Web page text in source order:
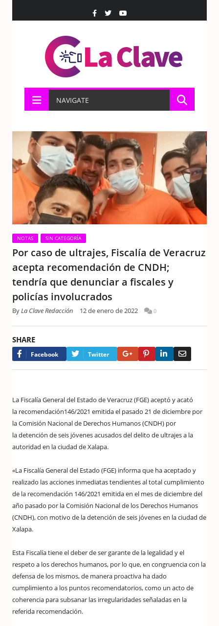
NAVIGATE
NOTAS SIN CATEGORÍA
Por caso de ultrajes, Fiscalía de Veracruz
acepta recomendación de CNDH;
tendría que denunciar a fiscales y
policías involucrados
ByLa Clave Redacción 12 de enero de 2022 0
SHARE
Facebook Twitter Google+PinterestLinkedIn
La Fiscalía General del Estado de Veracruz (FGE) aceptó y acató
la recomendación146/2021 emitida el pasado 21 de diciembre por
la Comisión Nacional de Derechos Humanos (CNDH) por
la detención de seis jóvenes acusados del delito de ultrajes a la
autoridad en la ciudad de Xalapa.
«La Fiscalía General del Estado (FGE) informa que ha aceptado y
realizado las acciones inmediatas tendientes al total cumplimiento
de la recomendación 146/2021 emitida en el mes de diciembre del
año pasado por la Comisión Nacional de los Derechos Humanos
(CNDH), con motivo de la detención de seis jóvenes en la ciudad de
Xalapa.
Esta Fiscalía tiene el deber de ser garante de la legalidad y el
respeto a los derechos humanos, por lo que, en congruencia con la
defensa de los mismos, de manera proactiva ha dado
cumplimiento a los puntos recomendatorios, como un acto de
coherencia para subsanar las irregularidades señaladas en la
referida recomendación.